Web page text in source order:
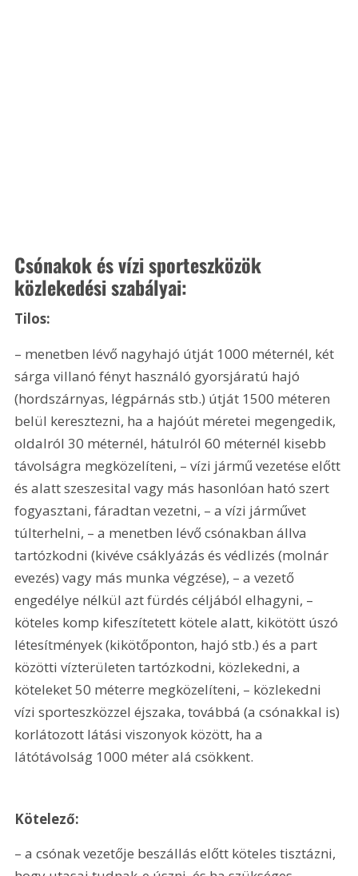
Csónakok és vízi sporteszközök
közlekedési szabályai:
Tilos:
– menetben lévő nagyhajó útját 1000 méternél, két
sárga villanó fényt használó gyorsjáratú hajó
(hordszárnyas, légpárnás stb.) útját 1500 méteren
belül keresztezni, ha a hajóút méretei megengedik,
oldalról 30 méternél, hátulról 60 méternél kisebb
távolságra megközelíteni, – vízi jármű vezetése előtt
és alatt szeszesital vagy más hasonlóan ható szert
fogyasztani, fáradtan vezetni, – a vízi járművet
túlterhelni, – a menetben lévő csónakban állva
tartózkodni (kivéve csáklyázás és védlizés (molnár
evezés) vagy más munka végzése), – a vezető
engedélye nélkül azt fürdés céljából elhagyni, –
köteles komp kifeszítetett kötele alatt, kikötött úszó
létesítmények (kikötőponton, hajó stb.) és a part
közötti vízterületen tartózkodni, közlekedni, a
köteleket 50 méterre megközelíteni, – közlekedni
vízi sporteszközzel éjszaka, továbbá (a csónakkal is)
korlátozott látási viszonyok között, ha a
látótávolság 1000 méter alá csökkent.
Kötelező:
– a csónak vezetője beszállás előtt köteles tisztázni,